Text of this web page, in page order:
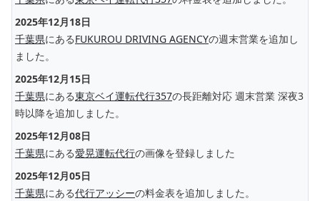
2025年12月18日
千葉県にあるFUKUROU DRIVING AGENCYの週末営業を追加し
ました。
2025年12月15日
千葉県にある東京ベイ運転代行357の長距離対応 週末営業 深夜3
時以降を追加しました。
2025年12月08日
千葉県にある愛晃運転代行の画像を登録しました
2025年12月05日
千葉県にある代行アッシーの料金表を追加しました。